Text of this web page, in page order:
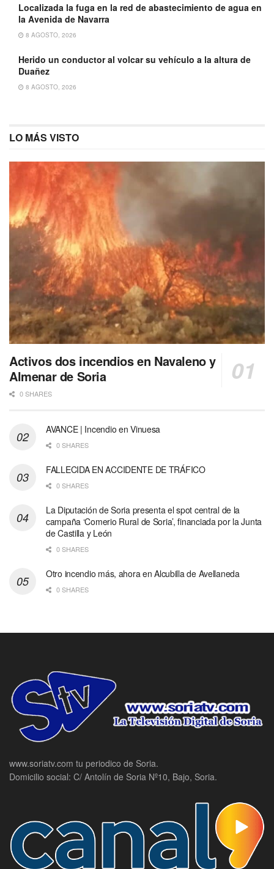
Localizada la fuga en la red de abastecimiento de agua en
la Avenida de Navarra
8 AGOSTO, 2026
Herido un conductor al volcar su vehículo a la altura de
Duañez
8 AGOSTO, 2026
LO MÁS VISTO
Activos dos incendios en Navaleno y
Almenar de Soria
0 SHARES
AVANCE | Incendio en Vinuesa
0 SHARES
FALLECIDA EN ACCIDENTE DE TRÁFICO
0 SHARES
La Diputación de Soria presenta el spot central de la
campaña ‘Comerio Rural de Soria’, financiada por la Junta
de Castilla y León
0 SHARES
Otro incendio más, ahora en Alcubilla de Avellaneda
0 SHARES
www.soriatv.com tu periodico de Soria.
Domicilio social: C/ Antolín de Soria Nº10, Bajo, Soria.